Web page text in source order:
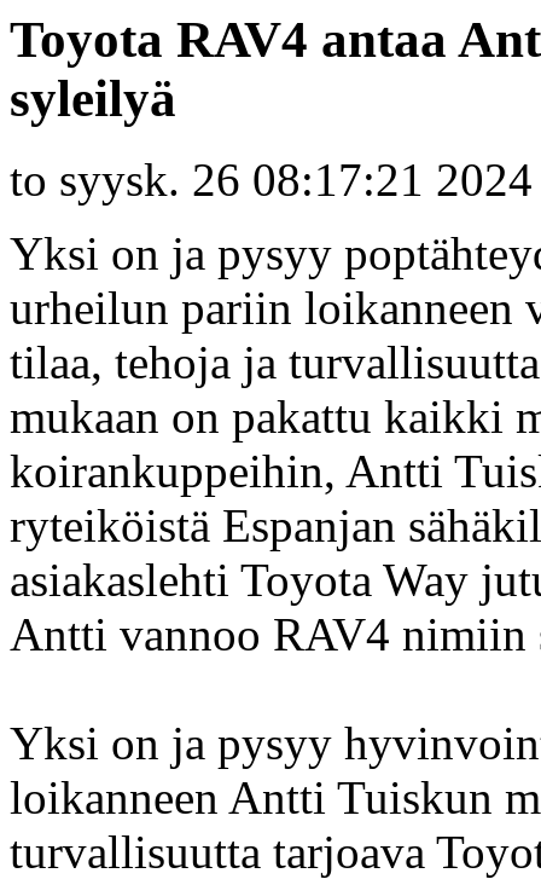
Toyota RAV4 antaa
syleilyä
to syysk. 26 08:17:21 2024
Yksi on ja pysyy
urheilun pariin loikanneen
tilaa, tehoja ja
mukaan on pakattu kaikki
koirankuppeihin, Antti
ryteiköistä Espanjan
asiakaslehti Toyota Way
Antti vannoo RAV4 nimiin
Yksi on ja pysyy
loikanneen Antti Tuiskun
turvallisuutta tarjoava